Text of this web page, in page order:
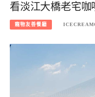
看淡江大橋老宅
寵物友善餐廳